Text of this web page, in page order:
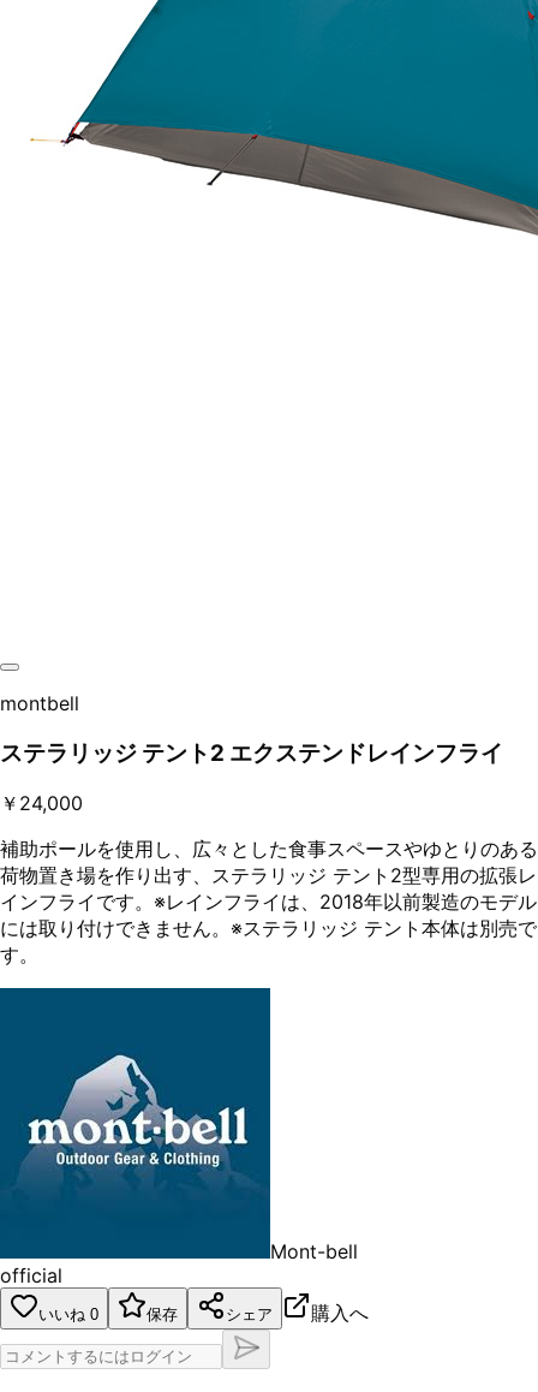
montbell
ステラリッジ テント2 エクステンドレインフライ
￥24,000
補助ポールを使用し、広々とした食事スペースやゆとりのある
荷物置き場を作り出す、ステラリッジ テント2型専用の拡張レ
インフライです。※レインフライは、2018年以前製造のモデル
には取り付けできません。※ステラリッジ テント本体は別売で
す。
Mont-bell
official
いいね 0 保存 シェア 購入へ